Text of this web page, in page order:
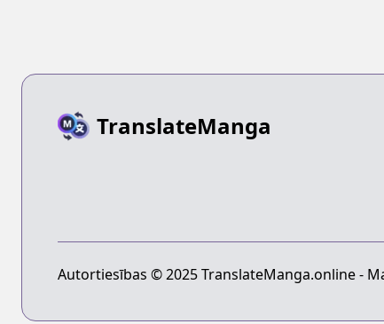
TranslateManga
Autortiesības © 2025 TranslateManga.online -